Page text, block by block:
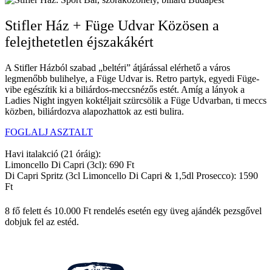
Stifler Ház + Füge Udvar Közösen a
felejthetetlen éjszakákért
A Stifler Házból szabad „beltéri” átjárással elérhető a város
legmenőbb bulihelye, a Füge Udvar is. Retro partyk, egyedi Füge-
vibe egészítik ki a biliárdos-meccsnézős estét. Amíg a lányok a
Ladies Night ingyen koktéljait szürcsölik a Füge Udvarban, ti meccs
közben, biliárdozva alapozhattok az esti bulira.
FOGLALJ ASZTALT
Havi italakció (21 óráig):
Limoncello Di Capri (3cl): 690 Ft
Di Capri Spritz (3cl Limoncello Di Capri & 1,5dl Prosecco): 1590
Ft
8 fő felett és 10.000 Ft rendelés esetén egy üveg ajándék pezsgővel
dobjuk fel az estéd.